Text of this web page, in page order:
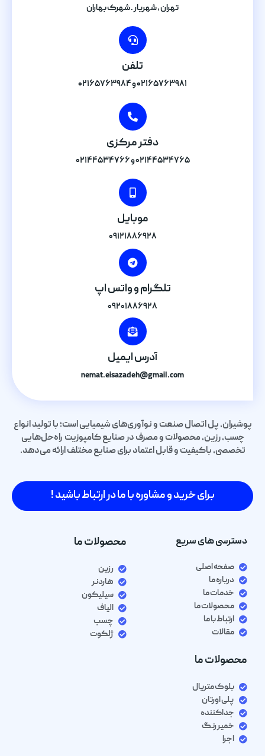
تهران , شهریار . شهرک بهاران
تلفن
۰۲۱۶۵۷۶۳۹۸۱ و ۰۲۱۶۵۷۶۳۹۸۴
دفتر مرکزی
۰۲۱۴۴۵۳۴۷۶۵ و ۰۲۱۴۴۵۳۴۷۶۶
موبایل
۰۹۱۲۱۸۸۶۹۲۸
تلگرام و واتس اپ
۰۹۲۰۱۸۸۶۹۲۸
آدرس ایمیل
nemat.eisazadeh@gmail.com
پوشیران، پل اتصال صنعت و نوآوری‌های شیمیایی است؛ با تولید انواع
چسب، رزین، محصولات و مصرف در صنایع کامپوزیت راه‌حل‌هایی
تخصصی، باکیفیت و قابل اعتماد برای صنایع مختلف ارائه می‌دهد.
برای خرید و مشاوره با ما در ارتباط باشید !
دسترسی های سریع
صفحه اصلی
درباره ما
خدمات ما
محصولات ما
ارتباط با ما
مقالات
محصولات ما
رزین
هاردنر
سیلیکون
الیاف
چسب
ژلکوت
محصولات ما
بلوک متریال
پلی اورتان
جداکننده
خمیر رنگ
اجرا